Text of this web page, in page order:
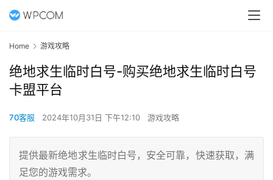
Home 游戏攻略
绝地求生临时白号-购买绝地求生临时白号
卡盟平台
70客服 2024年10月31日 下午12:10 游戏攻略
提供最新绝地求生临时白号，安全可靠，快速获取，满
足您的游戏需求。